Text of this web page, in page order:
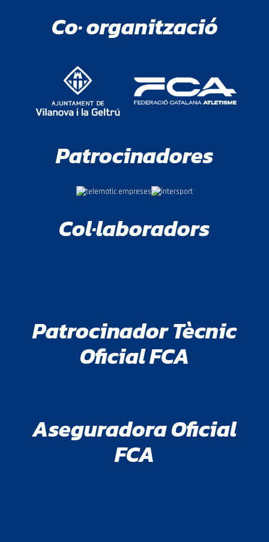
Co· organització
Patrocinadores
Col·laboradors
Patrocinador Tècnic
Oficial FCA
Aseguradora Oficial
FCA